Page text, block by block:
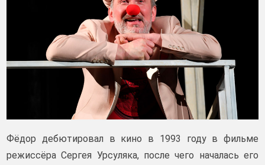
Фёдор дебютировал в кино в 1993 году в фильме
режиссёра Сергея Урсуляка, после чего началась его